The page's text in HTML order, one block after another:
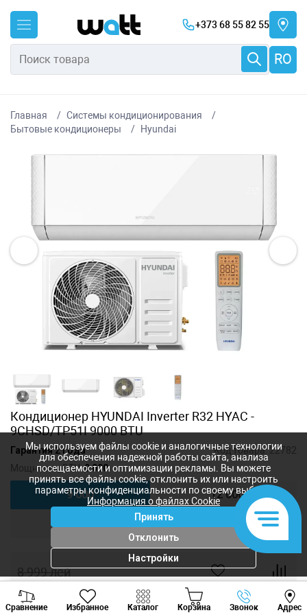
+373 68 55 82 55
RO
Главная
Системы кондиционирования
Бытовые кондиционеры
Hyundai
Кондиционер HYUNDAI Inverter R32 HYAC -
9CHSD/TP51I 9000 BTU
Гарантия 2 года Код товара:22782
Мощность, BTU:9 000
9 000 12 000
8 999лей
8 099 лей
Сравнение Избранное Каталог Корзина Звонок Адрес
Viber Whatsapp
Мы используем файлы cookie и аналогичные технологии
для обеспечения надежной работы сайта, анализа
посещаемости и оптимизации рекламы. Вы можете
принять все файлы cookie, отклонить их или настроить
параметры конфиденциальности по своему выбору.
Информация о файлах Cookie
Принять
Отклонить
Настройки